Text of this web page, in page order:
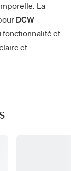
La
DCW
fonctionnalité et
et